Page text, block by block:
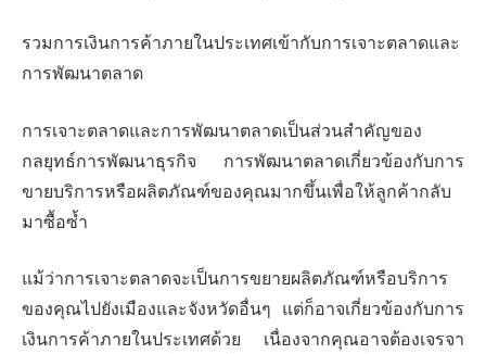
รวมการเงินการค้าภายในประเทศเข้ากับการเจาะตลาดและ
การพัฒนาตลาด
การเจาะตลาดและการพัฒนาตลาดเป็นส่วนสำคัญของ
กลยุทธ์การพัฒนาธุรกิจ การพัฒนาตลาดเกี่ยวข้องกับการ
ขายบริการหรือผลิตภัณฑ์ของคุณมากขึ้นเพื่อให้ลูกค้ากลับ
มาซื้อซ้ำ
แม้ว่าการเจาะตลาดจะเป็นการขยายผลิตภัณฑ์หรือบริการ
ของคุณไปยังเมืองและจังหวัดอื่นๆ แต่ก็อาจเกี่ยวข้องกับการ
เงินการค้าภายในประเทศด้วย เนื่องจากคุณอาจต้องเจรจา